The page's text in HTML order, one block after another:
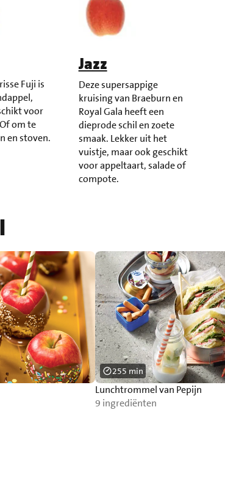
Fuji is
voor
om te
en stoven.
Jazz
Deze supersappige
kruising van Braeburn en
Royal Gala heeft een
dieprode schil en zoete
smaak. Lekker uit het
vuistje, maar ook geschikt
voor appeltaart, salade of
compote.
Lunchtrommel van Pepijn
9 ingrediënten
255 min